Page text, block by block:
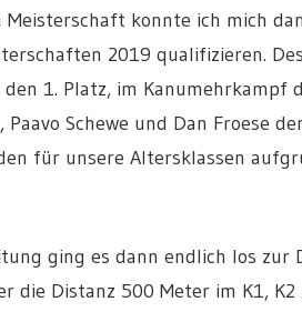
konnte ich mich
2019 qualifizieren.
1. Platz, im Kanumehrkampf
Schewe und Dan Froese
für unsere Altersklassen
ging es dann endlich los
die Distanz 500 Meter im K1,